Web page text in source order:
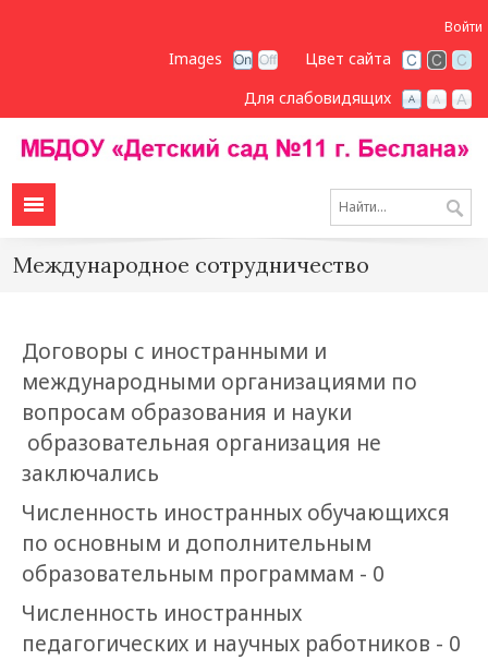
Войти
Цвет сайта
Images
Для слабовидящих
Международное сотрудничество
Договоры с иностранными и
международными организациями по
вопросам образования и науки
образовательная организация не
заключались
Численность иностранных обучающихся
по основным и дополнительным
образовательным программам - 0
Численность иностранных
педагогических и научных работников - 0